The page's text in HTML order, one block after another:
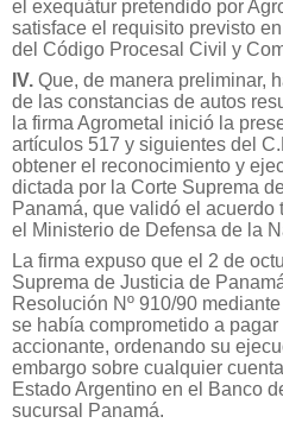
el exequátur pretendido por
satisface el requisito previsto
del Código Procesal Civil y
IV. Que, de manera preliminar,
de las constancias de autos
la firma Agrometal inició la
artículos 517 y siguientes del
obtener el reconocimiento y
dictada por la Corte Suprema
Panamá, que validó el
el Ministerio de Defensa de la
La firma expuso que el 2 de
Suprema de Justicia de
Resolución Nº 910/90
se había comprometido a
accionante, ordenando su
embargo sobre cualquier
Estado Argentino en el Banco
sucursal Panamá.